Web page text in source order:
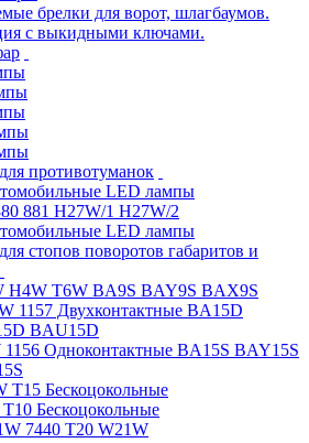
брелки для ворот, шлагбаумов.
с выкидными ключами.
противотуманок
LED лампы
881 H27W/1 H27W/2
LED лампы
стопов поворотов габаритов и
H4W T6W BA9S BAY9S BAX9S
1157 Двухконтактные BA15D
BAU15D
1156 Одноконтактные BA15S BAY15S
T15 Бескоцокольные
Бескоцокольные
7440 T20 W21W